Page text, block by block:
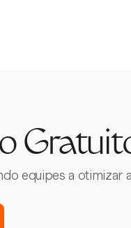
equipes a otimizar